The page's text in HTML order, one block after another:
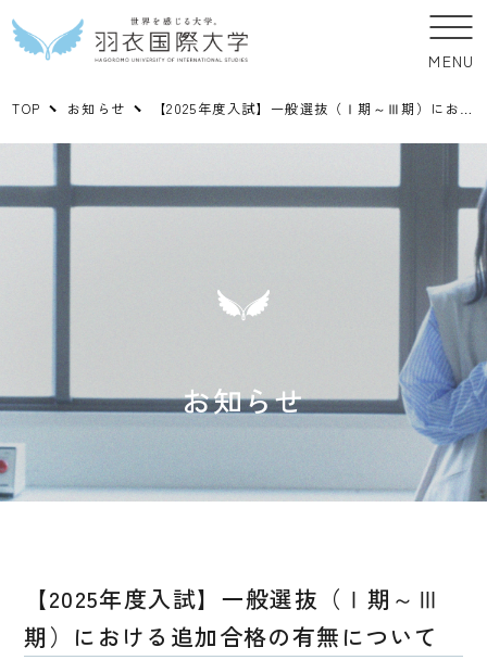
MENU
TOP お知らせ 【2025年度入試】一般選抜（Ⅰ期～Ⅲ期）における追加合格の有無について
お知らせ
【2025年度入試】一般選抜（Ⅰ期～Ⅲ
期）における追加合格の有無について